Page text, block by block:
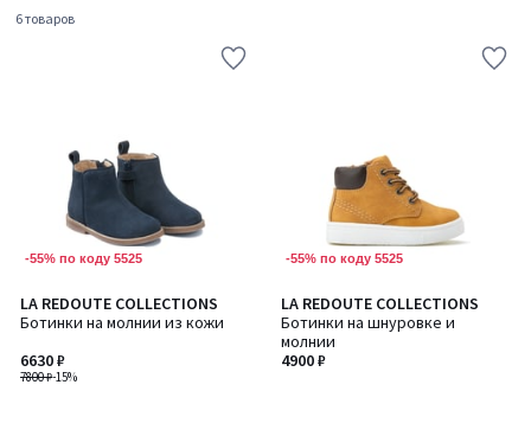
6 товаров
-55% по коду 5525
LA REDOUTE COLLECTIONS
Ботинки на молнии из кожи
7800 ₽-15%
6630 ₽
-55% по коду 5525
LA REDOUTE COLLECTIONS
Ботинки на шнуровке и
молнии
4900 ₽